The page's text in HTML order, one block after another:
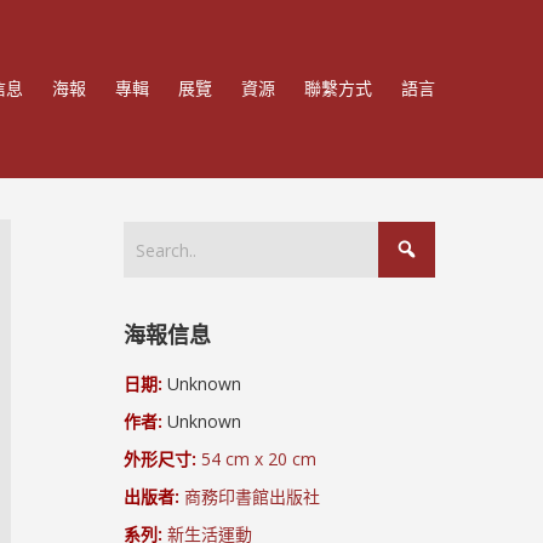
息 海報 專輯 展覽 資源 聯繫方式 語言
海報信息
日期: Unknown
作者: Unknown
外形尺寸: 54 cm x 20 cm
出版者: 商務印書館出版社
系列: 新生活運動